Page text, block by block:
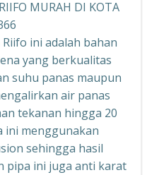
MURAH DI KOTA
ini adalah bahan
yang berkualitas
suhu panas maupun
air panas
tekanan hingga 20
ini menggunakan
sehingga hasil
pipa ini juga anti karat